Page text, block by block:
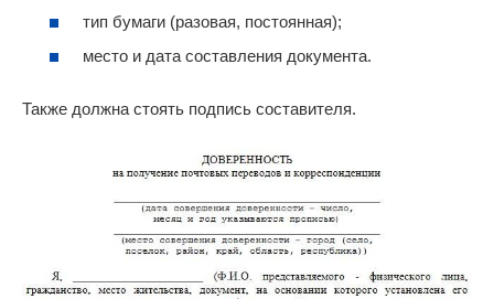
тип бумаги (разовая, постоянная);
место и дата составления документа.
Также должна стоять подпись составителя.